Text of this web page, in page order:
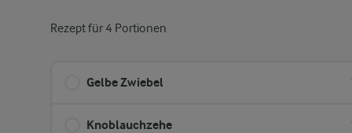
Rezept für 4 Portionen
Gelbe Zwiebel
Knoblauchzehe